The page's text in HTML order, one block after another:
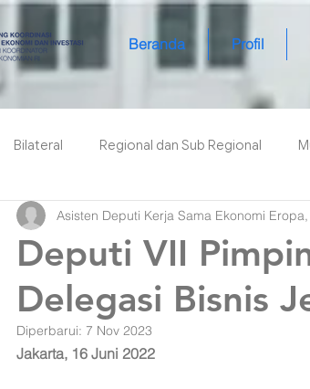
Beranda Profil
Bilateral Regional dan Sub Regional
Deputi VII
Delegasi Bisnis
Asisten Deputi Kerja Sama Ekonomi
Diperbarui: 7 Nov 2023
Jakarta, 16 Juni 2022